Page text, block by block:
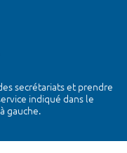
secrétariats et prendre
indiqué dans le
gauche.